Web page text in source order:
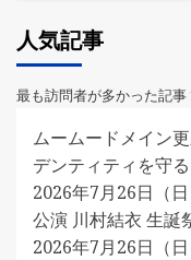
人気記事
最も訪問者が多かった記事
ムームードメイン
デンティティを守る
2026年7月26日（
公演 川村結衣 生誕
2026年7月26日（